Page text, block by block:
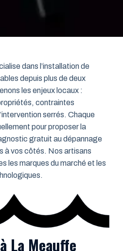
dans l’installation de
depuis plus de deux
les enjeux locaux :
contraintes
serrés. Chaque
pour proposer la
gratuit au dépannage
à vos côtés. Nos artisans
les marques du marché et les
La Meauffe